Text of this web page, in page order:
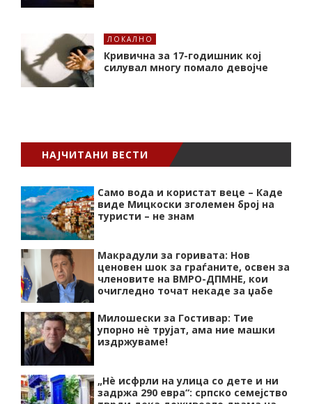
ЛОКАЛНО
Кривична за 17-годишник кој
силувал многу помало девојче
НАЈЧИТАНИ ВЕСТИ
Само вода и користат веце – Каде
виде Мицкоски зголемен број на
туристи – не знам
Макрадули за горивата: Нов
ценовен шок за граѓаните, освен за
членовите на ВМРО-ДПМНЕ, кои
очигледно точат некаде за џабе
Милошески за Гостивар: Тие
упорно нѐ трујат, ама ние машки
издржуваме!
„Нѐ исфрли на улица со дете и ни
задржа 290 евра“: српско семејство